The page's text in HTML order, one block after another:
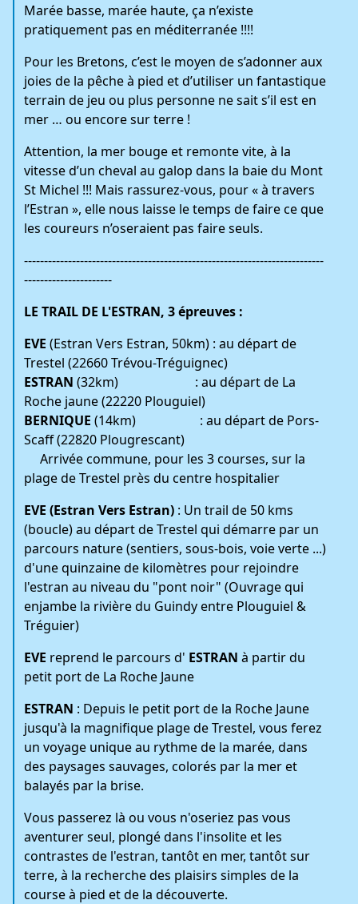
Marée basse, marée haute, ça n’existe
pratiquement pas en méditerranée !!!!
Pour les Bretons, c’est le moyen de s’adonner aux
joies de la pêche à pied et d’utiliser un fantastique
terrain de jeu ou plus personne ne sait s’il est en
mer … ou encore sur terre !
Attention, la mer bouge et remonte vite, à la
vitesse d’un cheval au galop dans la baie du Mont
St Michel !!! Mais rassurez-vous, pour « à travers
l’Estran », elle nous laisse le temps de faire ce que
les coureurs n’oseraient pas faire seuls.
---------------------------------------------------------------------------
----------------------
LE TRAIL DE L'ESTRAN, 3 épreuves :
EVE (Estran Vers Estran, 50km) : au départ de
Trestel (22660 Trévou-Tréguignec)
ESTRAN (32km) : au départ de La
Roche jaune (22220 Plouguiel)
BERNIQUE (14km) : au départ de Pors-
Scaff (22820 Plougrescant)
Arrivée commune, pour les 3 courses, sur la
plage de Trestel près du centre hospitalier
EVE (Estran Vers Estran) : Un trail de 50 kms
(boucle) au départ de Trestel qui démarre par un
parcours nature (sentiers, sous-bois, voie verte ...)
d'une quinzaine de kilomètres pour rejoindre
l'estran au niveau du "pont noir" (Ouvrage qui
enjambe la rivière du Guindy entre Plouguiel &
Tréguier)
EVE reprend le parcours d' ESTRAN à partir du
petit port de La Roche Jaune
ESTRAN : Depuis le petit port de la Roche Jaune
jusqu'à la magnifique plage de Trestel, vous ferez
un voyage unique au rythme de la marée, dans
des paysages sauvages, colorés par la mer et
balayés par la brise.
Vous passerez là ou vous n'oseriez pas vous
aventurer seul, plongé dans l'insolite et les
contrastes de l'estran, tantôt en mer, tantôt sur
terre, à la recherche des plaisirs simples de la
course à pied et de la découverte.